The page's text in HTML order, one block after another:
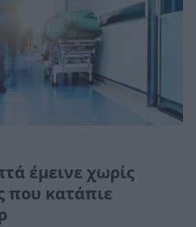
έμεινε χωρίς
που κατάπιε